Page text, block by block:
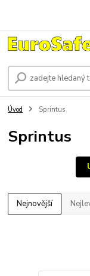
Úvod Sprintus
Sprintus
Nejnovější